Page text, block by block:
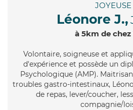
JOYEUSE
Léonore J.,
à 5km de chez
Volontaire, soigneuse et
d'expérience et possède un
Psychologique (AMP).
troubles gastro-intestinaux,
de repas, lever/coucher,
compagnie/